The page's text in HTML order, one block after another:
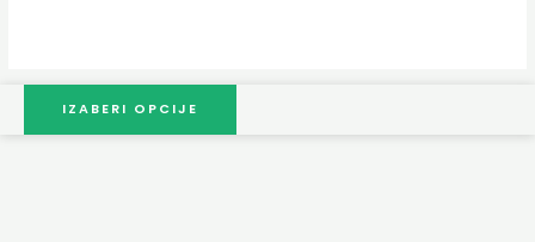
IZABERI OPCIJE